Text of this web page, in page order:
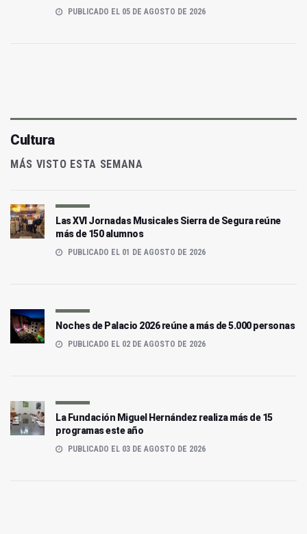
PUBLICADO EL 05 DE AGOSTO DE 2026
Cultura
MÁS VISTO ESTA SEMANA
Las XVI Jornadas Musicales Sierra de Segura reúne
más de 150 alumnos
PUBLICADO EL 01 DE AGOSTO DE 2026
Noches de Palacio 2026 reúne a más de 5.000 personas
PUBLICADO EL 02 DE AGOSTO DE 2026
La Fundación Miguel Hernández realiza más de 15
programas este año
PUBLICADO EL 03 DE AGOSTO DE 2026